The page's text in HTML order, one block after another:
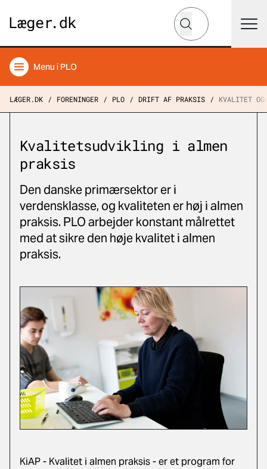
Hvad leder du efter?
Søg
Menu i PLO
LÆGER.DK FORENINGER PLO DRIFT AF PRAKSIS KVALITET
Kvalitetsudvikling i almen
praksis
Den danske primærsektor er i
verdensklasse, og kvaliteten er høj i almen
praksis. PLO arbejder konstant målrettet
med at sikre den høje kvalitet i almen
praksis.
KiAP - Kvalitet i almen praksis- er et program for